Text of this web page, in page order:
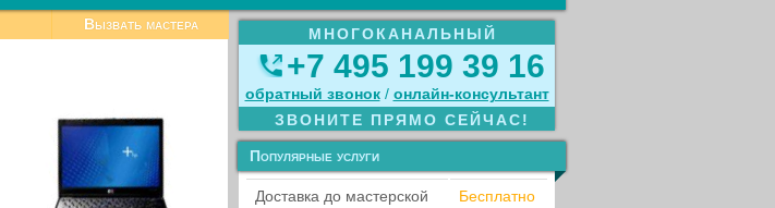
Вызвать мастера
МНОГОКАНАЛЬНЫЙ
+7 495 199 39 16
обратный звонок / онлайн‑консультант
ЗВОНИТЕ ПРЯМО СЕЙЧАС!
Популярные услуги
Доставка до мастерской Бесплатно